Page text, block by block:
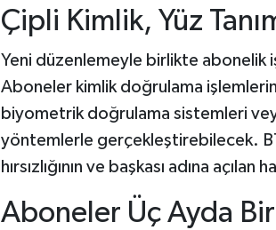
Çipli Kimlik, Yüz
Yeni düzenlemeyle birlikte abonelik
Aboneler kimlik doğrulama
biyometrik doğrulama sistemleri
yöntemlerle gerçekleştirebilecek.
hırsızlığının ve başkası adına
Aboneler Üç Ayda